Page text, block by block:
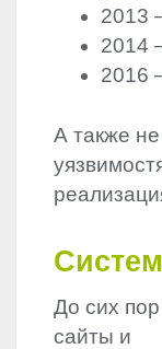
2013
2014
2016
А также
До сих пор
сайты и